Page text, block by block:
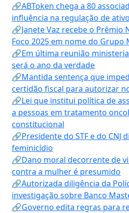
🔗ABToken chega a 80
influência na regulação de
🔗Janete Vaz recebe o Prêmio
Foco 2025 em nome do Grupo
🔗Em última reunião
será o ano da verdade
🔗Mantida sentença que
certidão fiscal para autorizar
🔗Lei que institui política de
a pessoas em tratamento
constitucional
🔗Presidente do STF e do CNJ
feminicídio
🔗Dano moral decorrente de
contra a mulher é presumido
🔗Autorizada diligência da
investigação sobre Banco
🔗Governo edita regras para